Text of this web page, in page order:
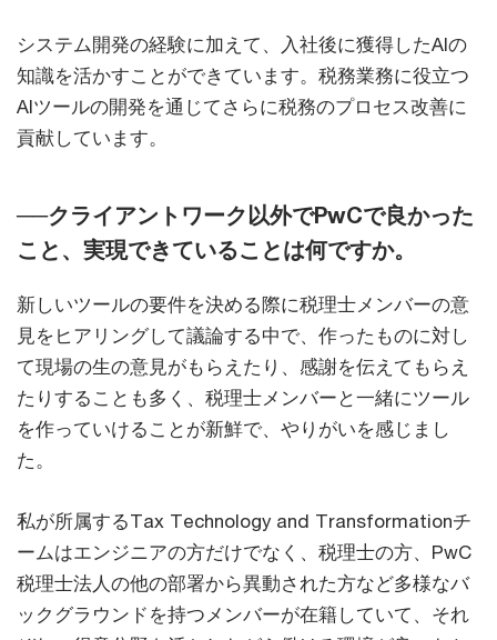
システム開発の経験に加えて、入社後に獲得したAIの
知識を活かすことができています。税務業務に役立つ
AIツールの開発を通じてさらに税務のプロセス改善に
貢献しています。
──クライアントワーク以外でPwCで良かった
こと、実現できていることは何ですか。
新しいツールの要件を決める際に税理士メンバーの意
見をヒアリングして議論する中で、作ったものに対し
て現場の生の意見がもらえたり、感謝を伝えてもらえ
たりすることも多く、税理士メンバーと一緒にツール
を作っていけることが新鮮で、やりがいを感じまし
た。
私が所属するTax Technology and Transformationチ
ームはエンジニアの方だけでなく、税理士の方、PwC
税理士法人の他の部署から異動された方など多様なバ
ックグラウンドを持つメンバーが在籍していて、それ